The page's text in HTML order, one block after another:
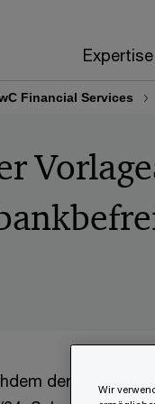
Expertise
Financial Services
der EuGH
Wir